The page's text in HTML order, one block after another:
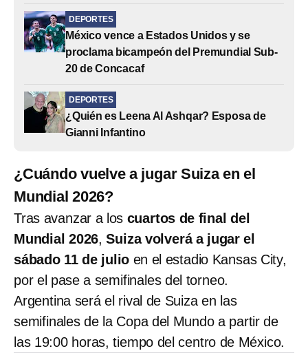
DEPORTES
México vence a Estados Unidos y se
proclama bicampeón del Premundial Sub-
20 de Concacaf
DEPORTES
¿Quién es Leena Al Ashqar? Esposa de
Gianni Infantino
¿Cuándo vuelve a jugar Suiza en el
Mundial 2026?
Tras avanzar a los cuartos de final del
Mundial 2026,Suiza volverá a jugar el
sábado 11 de julio en el estadio Kansas City,
por el pase a semifinales del torneo.
Argentina será el rival de Suiza en las
semifinales de la Copa del Mundo a partir de
las 19:00 horas, tiempo del centro de México.